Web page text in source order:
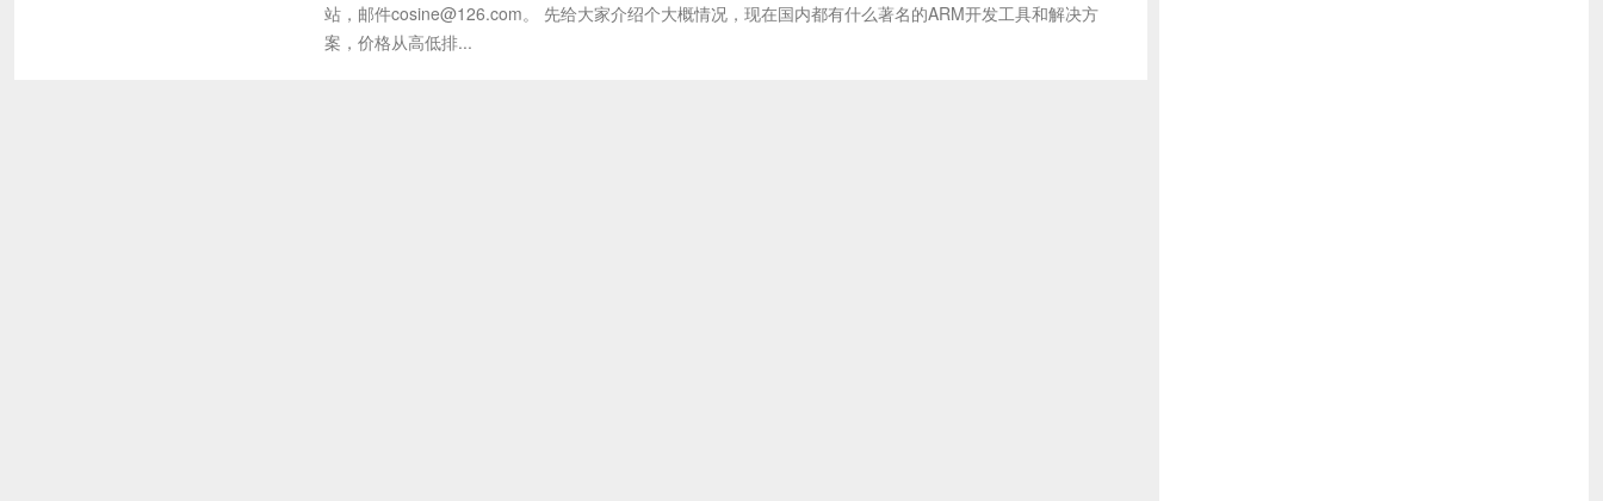
站，邮件cosine@126.com。 先给大家介绍个大概情况，现在国内都有什么著名的ARM开发工具和解决方
案，价格从高低排...